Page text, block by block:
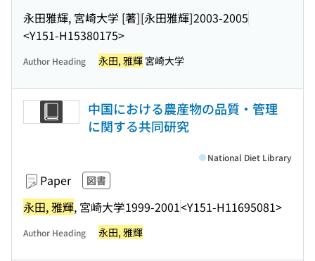
永田雅輝, 宮崎大学 [著][永田雅輝]2003-2005
<Y151-H15380175>
Author Heading 永田, 雅輝 宮崎大学
中国における農産物の品質・管理
に関する共同研究
Paper 図書
永田, 雅輝, 宮崎大学1999-2001<Y151-H11695081>
National Diet Library
Author Heading 永田, 雅輝